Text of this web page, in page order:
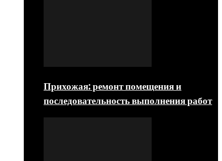
Прихожая: ремонт помещения и
последовательность выполнения работ